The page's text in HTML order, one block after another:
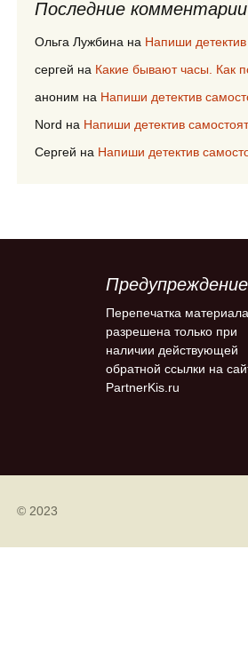
Последние комментарии
Ольга Лужбина на Напиши
сергей на Какие бывают часы. Как
аноним на Напиши детектив
Nord на Напиши детектив
Сергей на Напиши детектив
Предупреждение
Перепечатка материала
разрешена только при
наличии действующей
обратной ссылки на
PartnerKis.ru
© 2023